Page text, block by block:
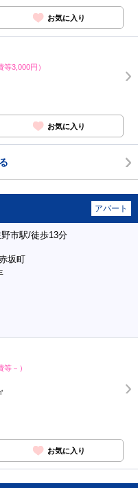
お気に入り
等3,000円）
お気に入り
アパート
市駅/徒歩13分
坂町
等－）
お気に入り